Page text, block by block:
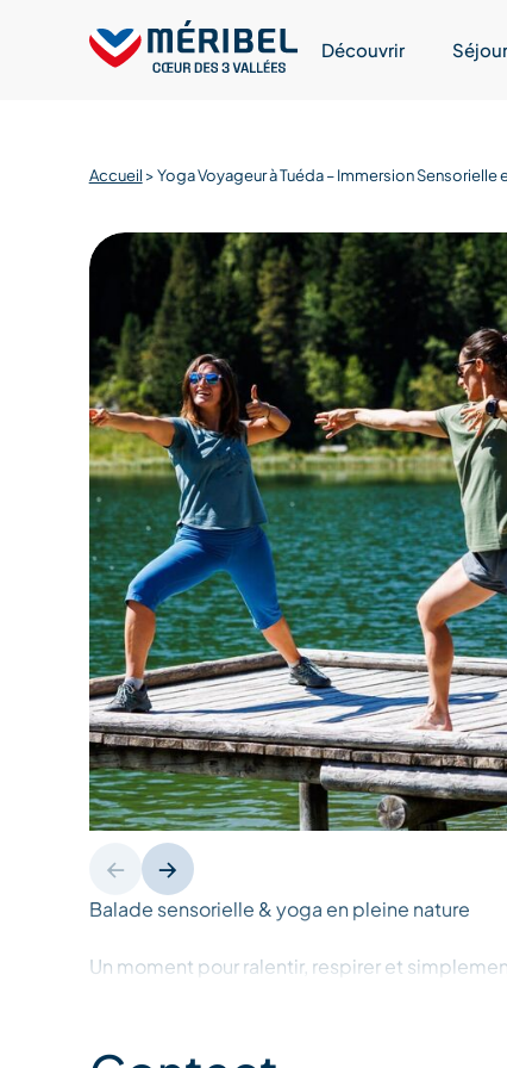
Découvrir
Accueil >Yoga Voyageur à Tuéda – Immersion Sensorielle
Balade sensorielle & yoga en pleine nature
Un moment pour ralentir, respirer et
Au fil du chemin, entre mouvements inspirés